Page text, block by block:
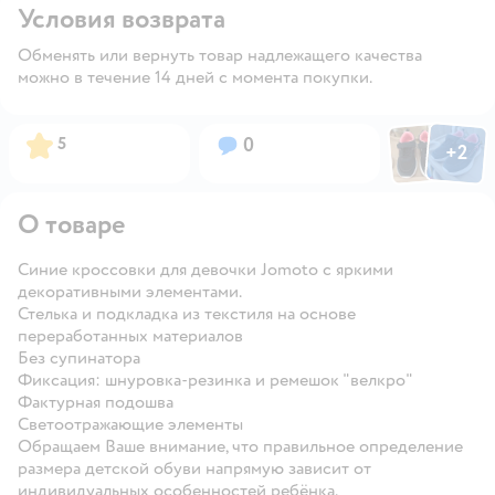
Условия возврата
Обменять или вернуть товар надлежащего качества
можно в течение 14 дней с момента покупки.
Рейтинг:
5 Вопросов:
0 ФотоФото
+2
О товаре
Синие кроссовки для девочки Jomoto с яркими
декоративными элементами.
Стелька и подкладка из текстиля на основе
переработанных материалов
Без супинатора
Фиксация: шнуровка-резинка и ремешок "велкро"
Фактурная подошва
Светоотражающие элементы
Обращаем Ваше внимание, что правильное определение
размера детской обуви напрямую зависит от
индивидуальных особенностей ребёнка.